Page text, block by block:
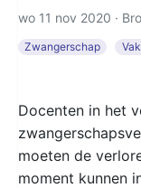
wo 11 nov 2020 ·
Zwangerschap
Docenten in het
moeten de
moment kunnen